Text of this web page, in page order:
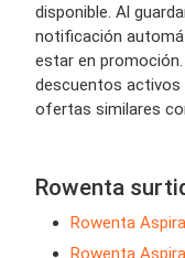
disponible. Al
notificación
estar en
descuentos activos
ofertas similares
Rowenta
Rowenta
Rowenta